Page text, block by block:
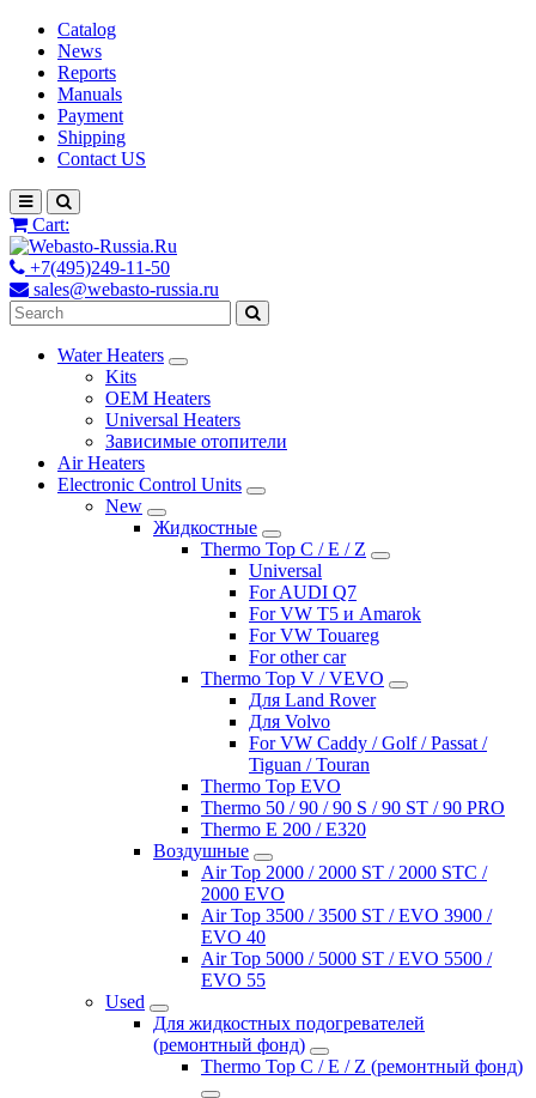
Catalog
News
Reports
Manuals
Payment
Shipping
Contact US
Cart:
+7(495)249-11-50
sales@webasto-russia.ru
Water Heaters
Kits
OEM Heaters
Universal Heaters
Зависимые отопители
Air Heaters
Electronic Control Units
New
Жидкостные
Thermo Top C / E / Z
Universal
For AUDI Q7
For VW T5 и Amarok
For VW Touareg
For other car
Thermo Top V / VEVO
Для Land Rover
Для Volvo
For VW Caddy / Golf / Passat /
Tiguan / Touran
Thermo Top EVO
Thermo 50 / 90 / 90 S / 90 ST / 90 PRO
Thermo E 200 / E320
Воздушные
Air Top 2000 / 2000 ST / 2000 STC /
2000 EVO
Air Top 3500 / 3500 ST / EVO 3900 /
EVO 40
Air Top 5000 / 5000 ST / EVO 5500 /
EVO 55
Used
Для жидкостных подогревателей
(ремонтный фонд)
Thermo Top C / E / Z (ремонтный фонд)